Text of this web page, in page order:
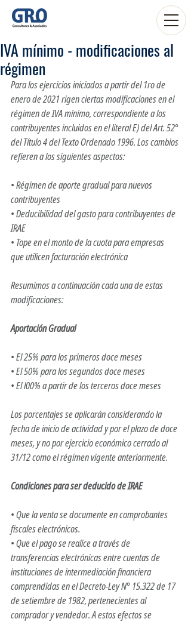
IVA mínimo - modificaciones al
régimen
Para los ejercicios iniciados a partir del 1ro de
enero de 2021 rigen ciertas modificaciones en el
régimen de IVA mínimo, correspondiente a los
contribuyentes incluidos en el literal E) del Art. 52°
del Título 4 del Texto Ordenado 1996. Los cambios
refieren a los siguientes aspectos:
• Régimen de aporte gradual para nuevos
contribuyentes
• Deducibilidad del gasto para contribuyentes de
IRAE
• Tope en el monto de la cuota para empresas
que utilicen facturación electrónica
Resumimos a continuación cada una de estas
modificaciones:
Aportación Gradual
• El 25% para los primeros doce meses
• El 50% para los segundos doce meses
• El l00% a partir de los terceros doce meses
Los porcentajes se aplicarán considerando la
fecha de inicio de actividad y por el plazo de doce
meses, y no por ejercicio económico cerrado al
31/12 como el régimen vigente anteriormente.
Condiciones para ser deducido de IRAE
• Que la venta se documente en comprobantes
fiscales electrónicos.
• Que el pago se realice a través de
transferencias electrónicas entre cuentas de
instituciones de intermediación financiera
comprendidas en el Decreto-Ley N° 15.322 de 17
de setiembre de 1982, pertenecientes al
comprador y vendedor. A estos efectos se